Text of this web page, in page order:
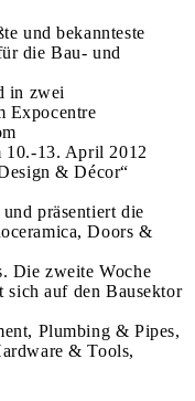
und bekannteste
die Bau- und
in zwei
Expocentre
10.-13. April 2012
& Décor“
präsentiert die
Doors &
Die zweite Woche
auf den Bausektor
Plumbing & Pipes,
& Tools,